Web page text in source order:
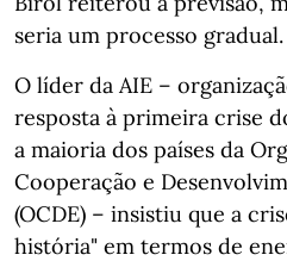
seria um processo gradual.
O líder da AIE –
resposta à primeira crise
a maioria dos países da
Cooperação e
(OCDE) – insistiu que a
história" em termos de